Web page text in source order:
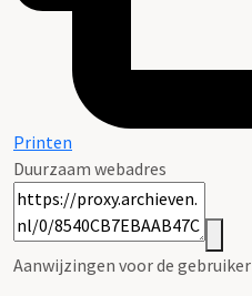
Printen
Duurzaam webadres
Aanwijzingen voor de gebruiker